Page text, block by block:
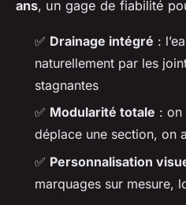
ans, un gage de fiabilité
✅ Drainage intégré :
naturellement par les
stagnantes
✅ Modularité totale : on
déplace une section, on
✅ Personnalisation
marquages sur mesure,